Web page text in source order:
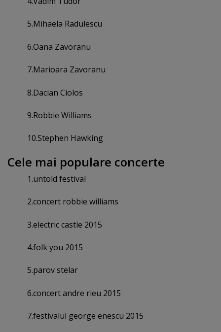
5.Mihaela Radulescu
6.Oana Zavoranu
7.Marioara Zavoranu
8.Dacian Ciolos
9.Robbie Williams
10.Stephen Hawking
Cele mai populare concerte
1.untold festival
2.concert robbie williams
3.electric castle 2015
4.folk you 2015
5.parov stelar
6.concert andre rieu 2015
7.festivalul george enescu 2015